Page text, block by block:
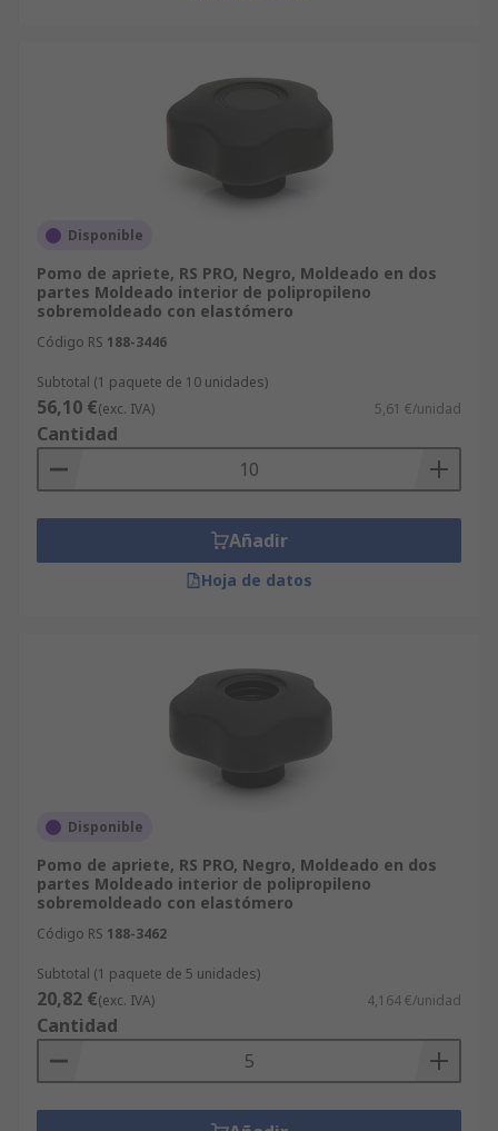
Disponible
Pomo de apriete, RS PRO, Negro, Moldeado en dos
partes Moldeado interior de polipropileno
sobremoldeado con elastómero
Código RS 188-3446
Subtotal (1 paquete de 10 unidades)
56,10 €(exc. IVA) 5,61 €/unidad
Cantidad
Añadir
Hoja de datos
Disponible
Pomo de apriete, RS PRO, Negro, Moldeado en dos
partes Moldeado interior de polipropileno
sobremoldeado con elastómero
Código RS 188-3462
Subtotal (1 paquete de 5 unidades)
20,82 €(exc. IVA) 4,164 €/unidad
Cantidad